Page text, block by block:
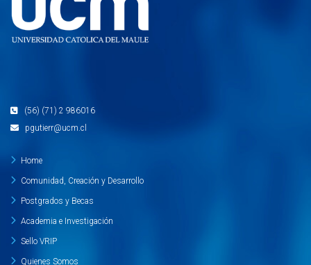
(56) (71) 2 986016
pgutierr@ucm.cl
Home
Comunidad, Creación y Desarrollo
Postgrados y Becas
Academia e Investigación
Sello VRIP
Quienes Somos